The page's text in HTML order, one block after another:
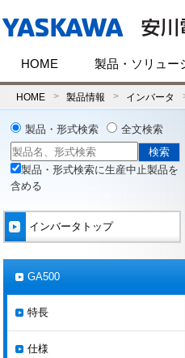
HOME 製品・ソリュー
HOME 製品情報 インバータ
製品・形式検索 全文検索
製品・形式検索に生産中止製品を
含める
インバータトップ
GA500
特長
仕様